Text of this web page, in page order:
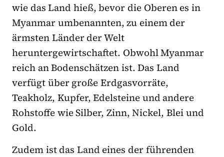
wie das Land hieß, bevor die Oberen es in
Myanmar umbenannten, zu einem der
ärmsten Länder der Welt
heruntergewirtschaftet. Obwohl Myanmar
reich an Bodenschätzen ist. Das Land
verfügt über große Erdgasvorräte,
Teakholz, Kupfer, Edelsteine und andere
Rohstoffe wie Silber, Zinn, Nickel, Blei und
Gold.
Zudem ist das Land eines der führenden